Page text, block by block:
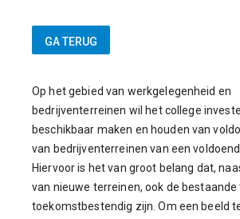
Op het gebied van werkgelegenheid en
bedrijventerreinen wil het college
beschikbaar maken en houden van
van bedrijventerreinen van een
Hiervoor is het van groot belang dat,
van nieuwe terreinen, ook de
toekomstbestendig zijn. Om een beeld